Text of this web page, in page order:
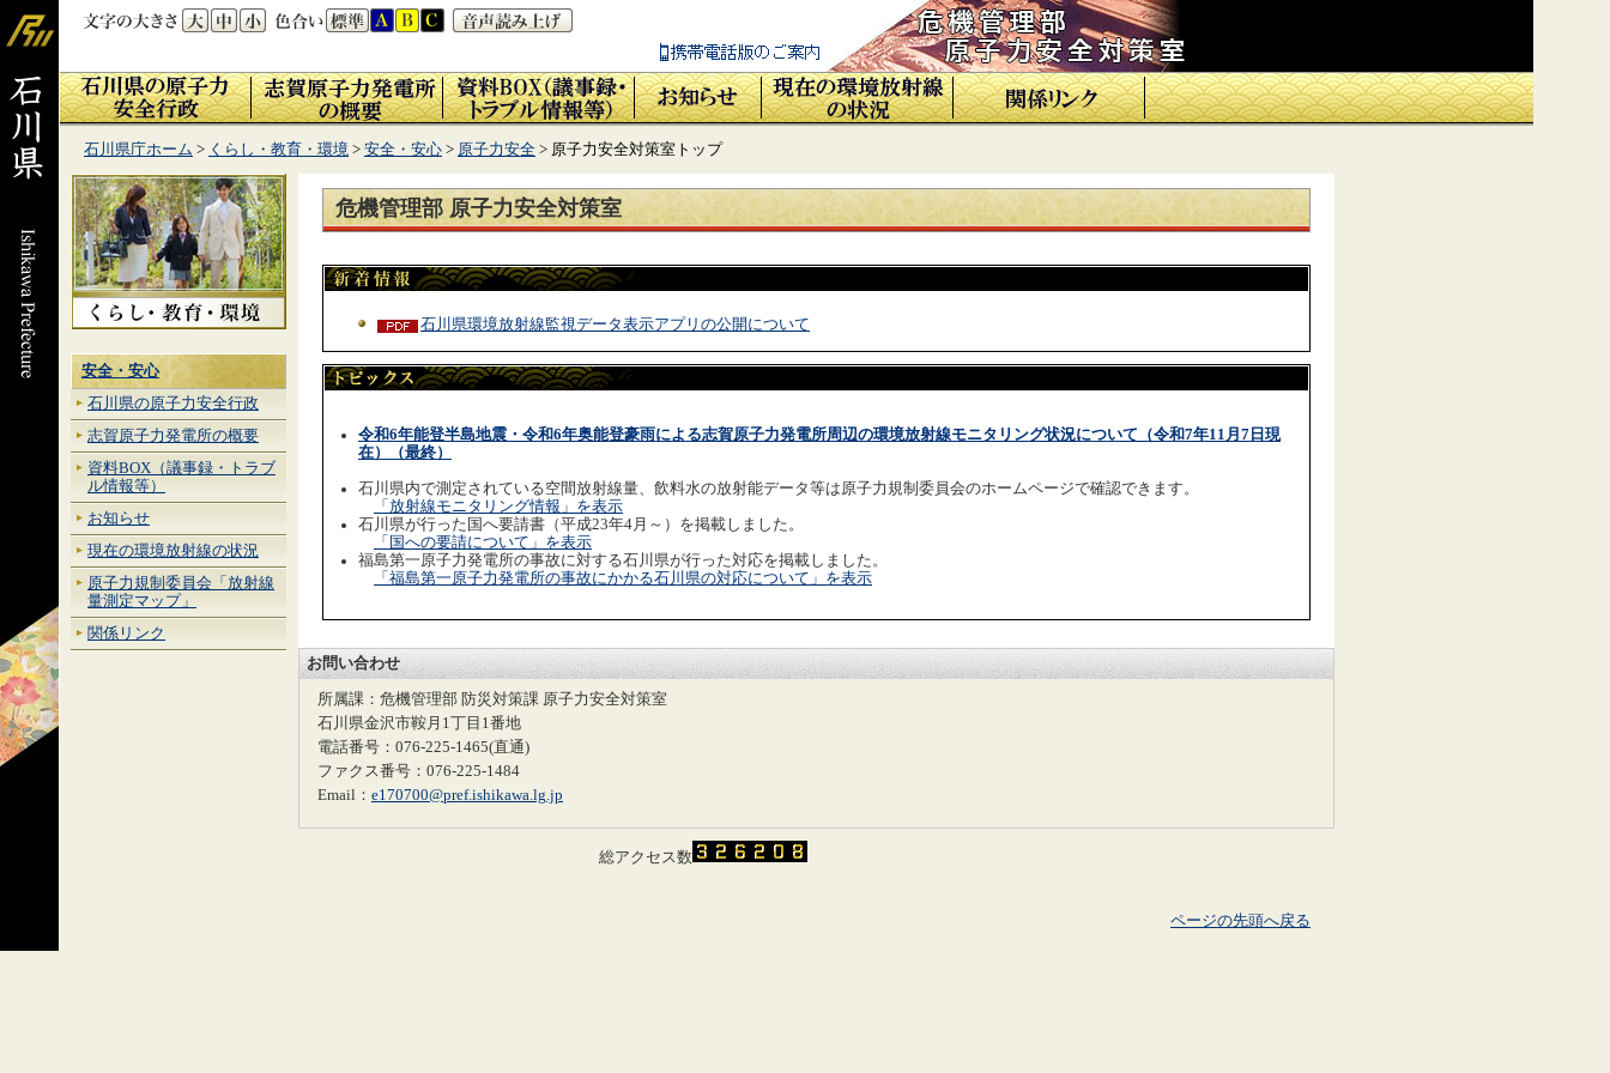
石川県庁ホーム > くらし・教育・環境 > 安全・安心 > 原子力安全 > 原子力安全対策室トップ
安全・安心
石川県の原子力安全行政
志賀原子力発電所の概要
資料BOX（議事録・トラブ
ル情報等）
お知らせ
現在の環境放射線の状況
原子力規制委員会「放射線
量測定マップ」
関係リンク
危機管理部 原子力安全対策室
石川県環境放射線監視データ表示アプリの公開について
令和6年能登半島地震・令和6年奥能登豪雨による志賀原子力発電所周辺の環境放射線モニタリング状況について（令和7年11月7日現
在）（最終）
石川県内で測定されている空間放射線量、飲料水の放射能データ等は原子力規制委員会のホームページで確認できます。
「放射線モニタリング情報」を表示
石川県が行った国へ要請書（平成23年4月～）を掲載しました。
「国への要請について」を表示
福島第一原子力発電所の事故に対する石川県が行った対応を掲載しました。
「福島第一原子力発電所の事故にかかる石川県の対応について」を表示
お問い合わせ
所属課：危機管理部 防災対策課 原子力安全対策室
石川県金沢市鞍月1丁目1番地
電話番号：076-225-1465(直通)
ファクス番号：076-225-1484
Email： e170700@pref.ishikawa.lg.jp
総アクセス数
ページの先頭へ戻る